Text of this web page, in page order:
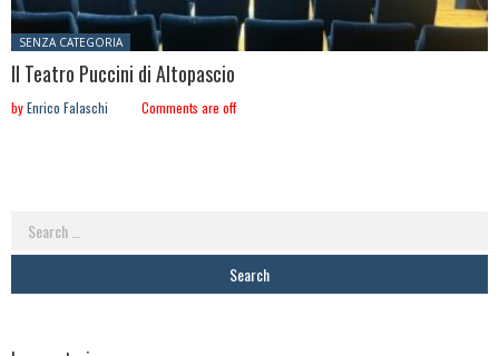
Posted in:
SENZA CATEGORIA
Il Teatro Puccini di Altopascio
byEnrico Falaschi Comments are off
Search
for: